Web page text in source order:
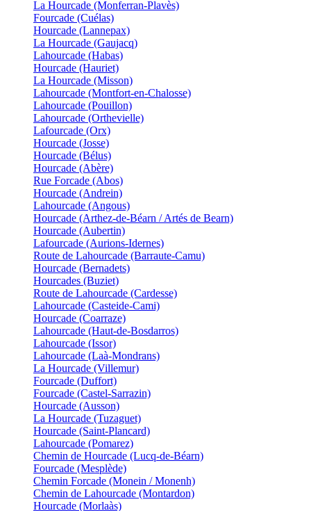
La Hourcade (Monferran-Plavès)
Fourcade (Cuélas)
Hourcade (Lannepax)
La Hourcade (Gaujacq)
Lahourcade (Habas)
Hourcade (Hauriet)
La Hourcade (Misson)
Lahourcade (Montfort-en-Chalosse)
Lahourcade (Pouillon)
Lahourcade (Orthevielle)
Lafourcade (Orx)
Hourcade (Josse)
Hourcade (Bélus)
Hourcade (Abère)
Rue Forcade (Abos)
Hourcade (Andrein)
Lahourcade (Angous)
Hourcade (Arthez-de-Béarn / Artés de Bearn)
Hourcade (Aubertin)
Lafourcade (Aurions-Idernes)
Route de Lahourcade (Barraute-Camu)
Hourcade (Bernadets)
Hourcades (Buziet)
Route de Lahourcade (Cardesse)
Lahourcade (Casteide-Cami)
Hourcade (Coarraze)
Lahourcade (Haut-de-Bosdarros)
Lahourcade (Issor)
Lahourcade (Laà-Mondrans)
La Hourcade (Villemur)
Fourcade (Duffort)
Fourcade (Castel-Sarrazin)
Hourcade (Ausson)
La Hourcade (Tuzaguet)
Hourcade (Saint-Plancard)
Lahourcade (Pomarez)
Chemin de Hourcade (Lucq-de-Béarn)
Fourcade (Mesplède)
Chemin Forcade (Monein / Monenh)
Chemin de Lahourcade (Montardon)
Hourcade (Morlaàs)